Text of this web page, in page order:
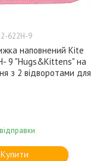
622Н-9
наповнений Kite
9 "Hugs&Kittens" на
з 2 відворотами для
Купити